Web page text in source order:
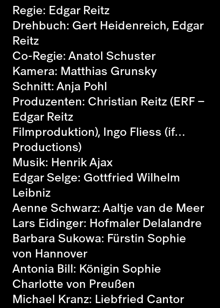
Regie: Edgar Reitz
Drehbuch: Gert Heidenreich, Edgar
Reitz
Co-Regie: Anatol Schuster
Kamera: Matthias Grunsky
Schnitt: Anja Pohl
Produzenten: Christian Reitz (ERF –
Edgar Reitz
Filmproduktion), Ingo Fliess (if…
Productions)
Musik: Henrik Ajax
Edgar Selge: Gottfried Wilhelm
Leibniz
Aenne Schwarz: Aaltje van de Meer
Lars Eidinger: Hofmaler Delalandre
Barbara Sukowa: Fürstin Sophie
von Hannover
Antonia Bill: Königin Sophie
Charlotte von Preußen
Michael Kranz: Liebfried Cantor